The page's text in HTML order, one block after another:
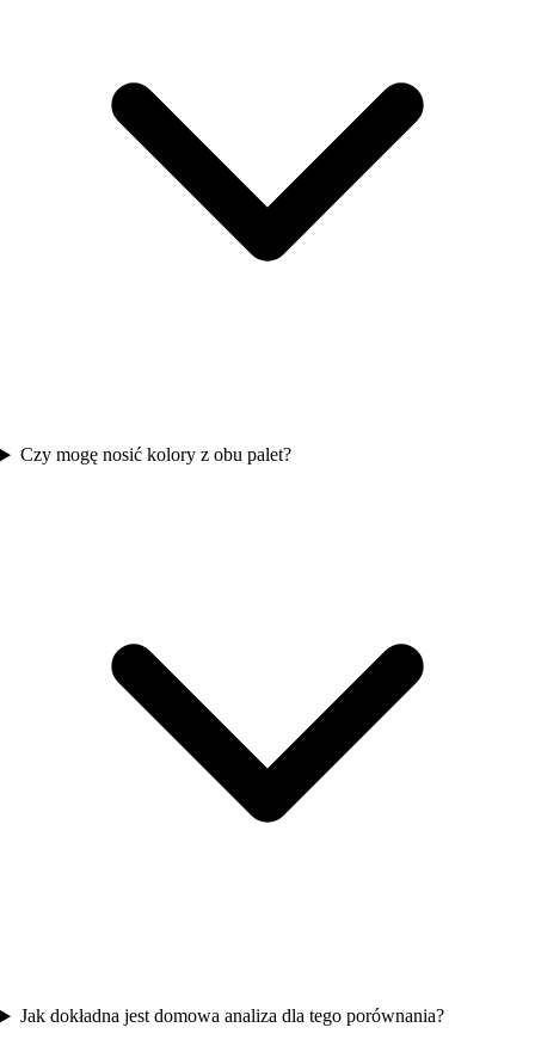
Czy mogę nosić kolory z obu palet?
Jak dokładna jest domowa analiza dla tego porównania?